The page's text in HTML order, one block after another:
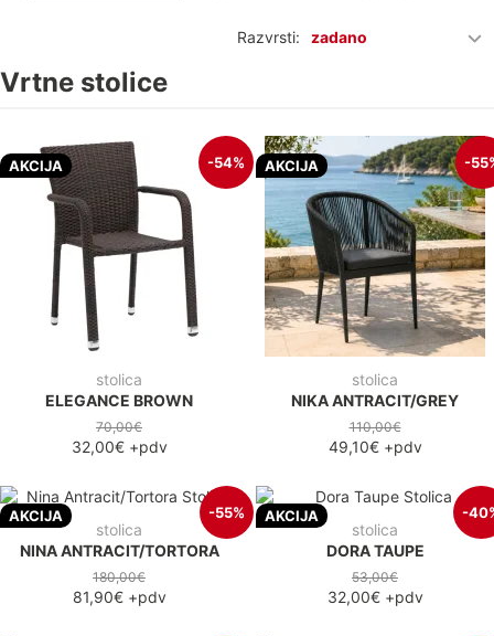
Razvrsti: zadano
Vrtne stolice
AKCIJA -54%
stolica
ELEGANCE BROWN
70,00€
32,00€+pdv
AKCIJA -
stolica
NIKA ANTRACIT/GREY
110,00€
49,10€+pdv
AKCIJA -55%
stolica
NINA ANTRACIT/TORTORA
180,00€
81,90€+pdv
AKCIJA -
stolica
DORA TAUPE
53,00€
32,00€+pdv